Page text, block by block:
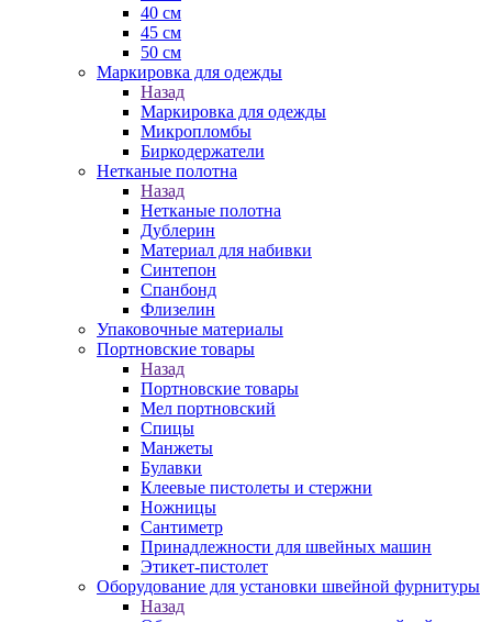
40 см
45 см
50 см
Маркировка для одежды
Назад
Маркировка для одежды
Микропломбы
Биркодержатели
Нетканые полотна
Назад
Нетканые полотна
Дублерин
Материал для набивки
Синтепон
Спанбонд
Флизелин
Упаковочные материалы
Портновские товары
Назад
Портновские товары
Мел портновский
Спицы
Манжеты
Булавки
Клеевые пистолеты и стержни
Ножницы
Сантиметр
Принадлежности для швейных машин
Этикет-пистолет
Оборудование для установки швейной фурнитуры
Назад